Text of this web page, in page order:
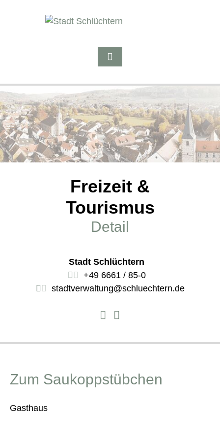
Freizeit &
Tourismus
Detail
Stadt Schlüchtern
+49 6661 / 85-0
stadtverwaltung@schluechtern.de
Zum Saukoppstübchen
Gasthaus